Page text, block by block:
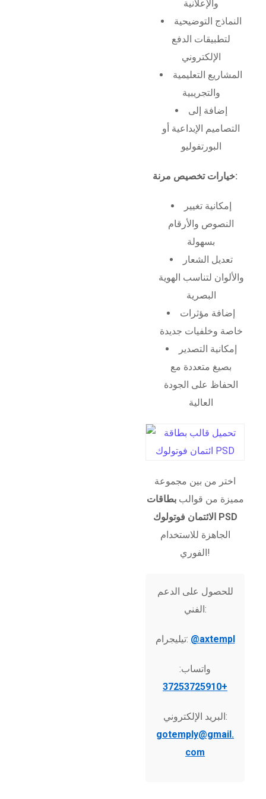
والإعلانية
النماذج التوضيحية
لتطبيقات الدفع
الإلكتروني
المشاريع التعليمية
والتجريبية
إضافة إلى
التصاميم الإبداعية أو
البورتفوليو
خيارات تخصيص مرنة:
إمكانية تغيير
النصوص والأرقام
بسهولة
تعديل الشعار
والألوان لتناسب الهوية
البصرية
إضافة مؤثرات
خاصة وخلفيات جديدة
إمكانية التصدير
بصيغ متعددة مع
الحفاظ على الجودة
العالية
اختر من بين مجموعة
مميزة من قوالببطاقات
الائتمان فوتولوك PSD
الجاهزة للاستخدام
الفوري!
للحصول على الدعم
الفني:
تيليجرام: @axtempl
واتساب:
+37253725910
البريد الإلكتروني:
gotemply@gmail.
com